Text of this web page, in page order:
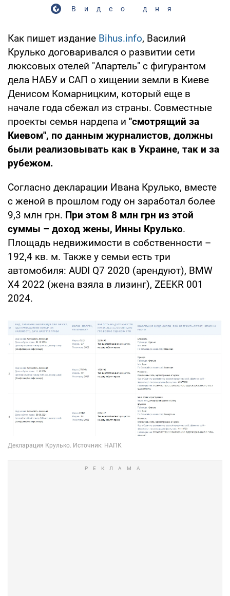
Видео дня
Как пишет издание Bihus.info, Василий
Крулько договаривался о развитии сети
люксовых отелей "Апартель" с фигурантом
дела НАБУ и САП о хищении земли в Киеве
Денисом Комарницким, который еще в
начале года сбежал из страны. Совместные
проекты семья нардепа и "смотрящий за
Киевом", по данным журналистов, должны
были реализовывать как в Украине, так и за
рубежом.
Согласно декларации Ивана Крулько, вместе
с женой в прошлом году он заработал более
9,3 млн грн. При этом 8 млн грн из этой
суммы – доход жены, Инны Крулько.
Площадь недвижимости в собственности –
192,4 кв. м. Также у семьи есть три
автомобиля: AUDI Q7 2020 (арендуют), BMW
X4 2022 (жена взяла в лизинг), ZEEKR 001
2024.